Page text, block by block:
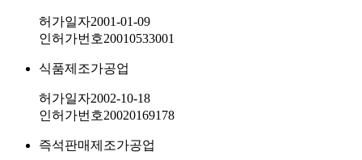
허가일자2001-01-09
인허가번호20010533001
식품제조가공업
허가일자2002-10-18
인허가번호20020169178
즉석판매제조가공업